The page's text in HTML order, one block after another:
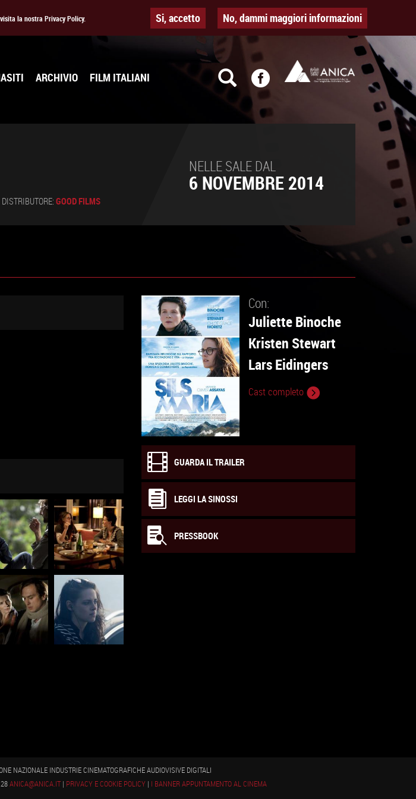
la nostra Privacy Policy. Si, accetto No, dammi maggiori informazioni
ARCHIVIO FILM ITALIANI
DISTRIBUTORE: GOOD FILMS
NELLE SALE DAL
6 NOVEMBRE 2014
Con:
Juliette Binoche
Kristen Stewart
Lars Eidingers
Cast completo
GUARDA IL TRAILER
LEGGI LA SINOSSI
PRESSBOOK
NAZIONALE INDUSTRIE CINEMATOGRAFICHE AUDIOVISIVE DIGITALI
ANICA@ANICA.IT| PRIVACY E COOKIE POLICY | I BANNER APPUNTAMENTO AL CINEMA